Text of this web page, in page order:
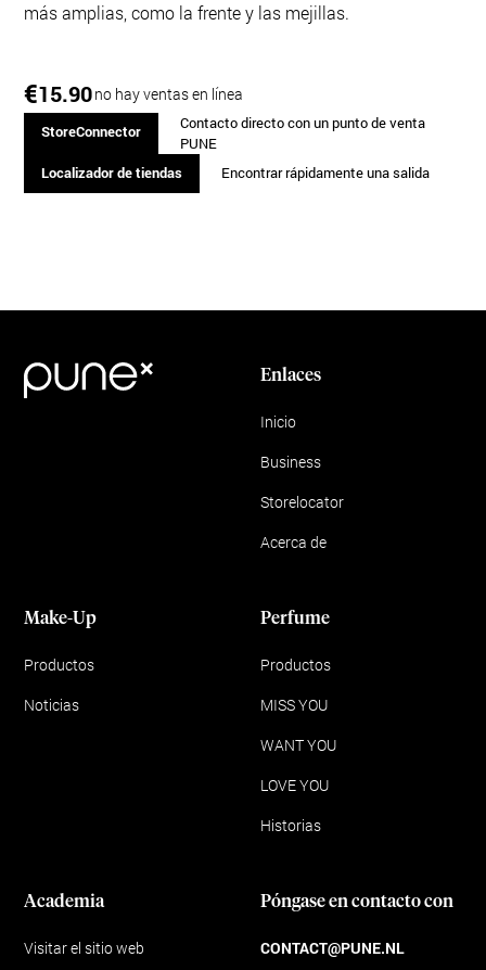
más amplias, como la frente y las mejillas.
€15.90no hay ventas en línea
StoreConnector
Contacto directo con un punto de venta
PUNE
Localizador de tiendas
Encontrar rápidamente una salida
Enlaces
Inicio
Business
Storelocator
Acerca de
Make-Up
Productos
Noticias
Perfume
Productos
MISS YOU
WANT YOU
LOVE YOU
Historias
Academia
Visitar el sitio web
Póngase en contacto con
CONTACT@PUNE.NL